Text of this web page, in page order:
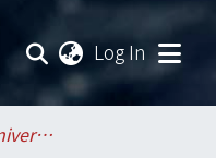
Log In
.National Taiwan University / 國立臺灣大學